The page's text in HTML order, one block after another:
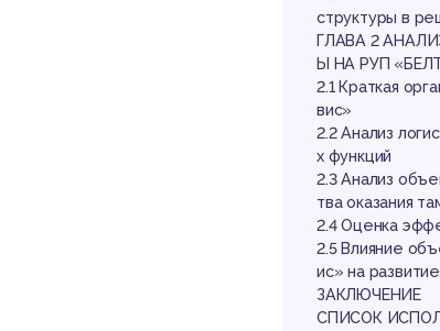
структуры в
ГЛАВА 2
Ы НА РУП
2.1 Краткая
вис»
2.2 Анализ
х функций
2.3 Анализ
тва оказания
2.4 Оценка
2.5 Влияние
ис» на
ЗАКЛЮЧЕНИЕ
СПИСОК